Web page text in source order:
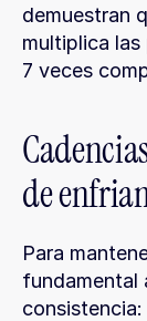
demuestran
multiplica
7 veces
de
Para
fundamental
consistencia: